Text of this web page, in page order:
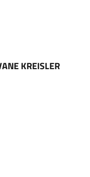
KREISLER